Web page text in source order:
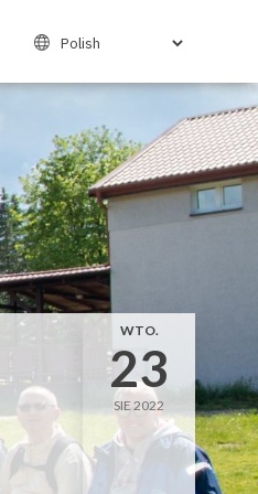
WTO.
23
SIE 2022